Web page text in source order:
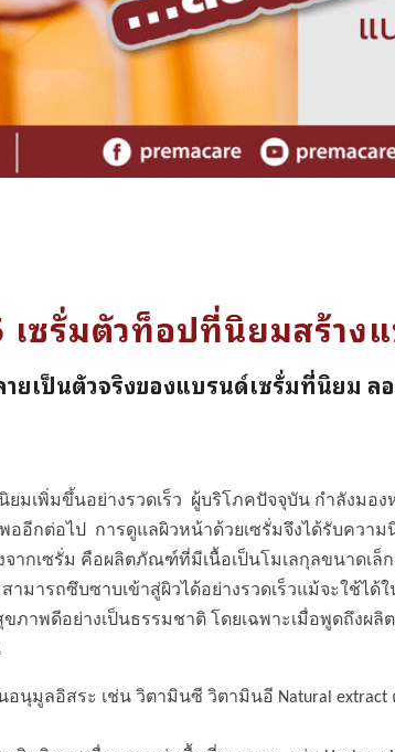
เซรั่มตัวท็อปที่นิยมสร้าง
ยเป็นตัวจริงของแบรนด์เซรั่มที่นิยม ล
เพิ่มขึ้นอย่างรวดเร็ว ผู้บริโภคปัจจุบัน กำลังมอ
ออีกต่อไป การดูแลผิวหน้าด้วยเซรั่มจึงได้รับควา
ากเซรั่ม คือผลิตภัณฑ์ที่มีเนื้อเป็นโมเลกุลขนาดเล็
มารถซึบซาบเข้าสู่ผิวได้อย่างรวดเร็วแม้จะใช้ไ
ขภาพดีอย่างเป็นธรรมชาติ โดยเฉพาะเมื่อพูดถึง
นุมูลอิสระ เช่น วิตามินซี วิตามินอี Natural